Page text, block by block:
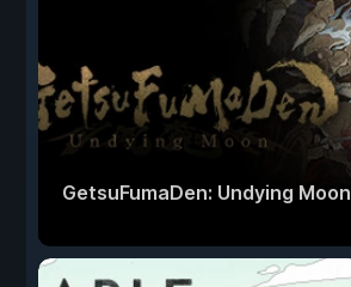
GetsuFumaDen: Undying Moon